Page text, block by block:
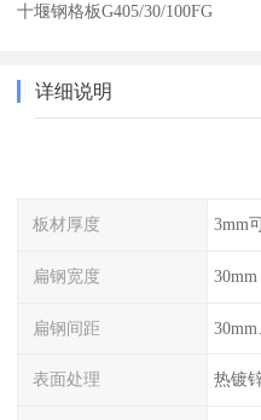
十堰钢格板G405/30/100FG
详细说明
板材厚度 3mm
扁钢宽度
扁钢间距
表面处理 热镀